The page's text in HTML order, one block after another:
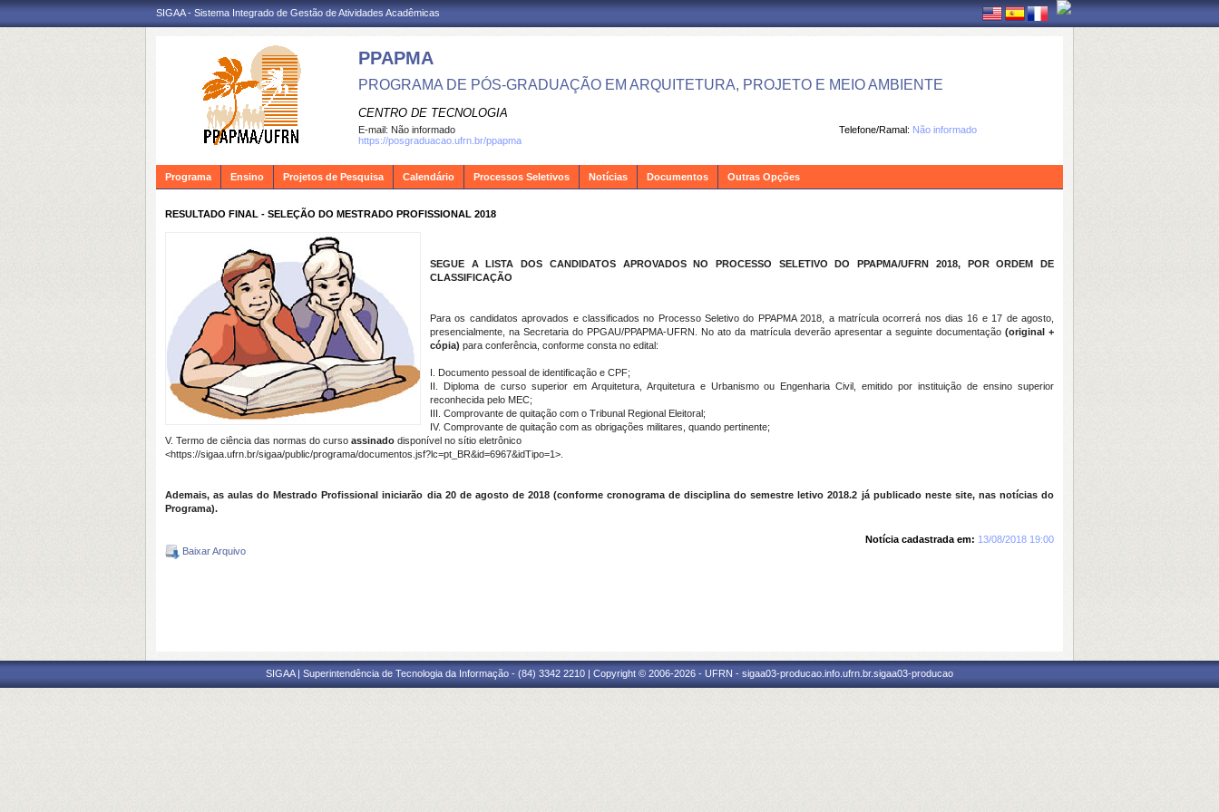
SIGAA - Sistema Integrado de Gestão de Atividades Acadêmicas
PPAPMA
PROGRAMA DE PÓS-GRADUAÇÃO EM ARQUITETURA, PROJETO E MEIO AMBIENTE
CENTRO DE TECNOLOGIA
Telefone/Ramal: Não informado
E-mail: Não informado
https://posgraduacao.ufrn.br/ppapma
Programa Ensino Projetos de Pesquisa Calendário Processos Seletivos Notícias Documentos Outras Opções
RESULTADO FINAL - SELEÇÃO DO MESTRADO PROFISSIONAL 2018
SEGUE A LISTA DOS CANDIDATOS APROVADOS NO PROCESSO SELETIVO DO PPAPMA/UFRN 2018, POR ORDEM DE
CLASSIFICAÇÃO
Para os candidatos aprovados e classificados no Processo Seletivo do PPAPMA 2018, a matrícula ocorrerá nos dias 16 e 17 de agosto,
presencialmente, na Secretaria do PPGAU/PPAPMA-UFRN. No ato da matrícula deverão apresentar a seguinte documentação (original +
cópia) para conferência, conforme consta no edital:
I. Documento pessoal de identificação e CPF;
II. Diploma de curso superior em Arquitetura, Arquitetura e Urbanismo ou Engenharia Civil, emitido por instituição de ensino superior
reconhecida pelo MEC;
III. Comprovante de quitação com o Tribunal Regional Eleitoral;
IV. Comprovante de quitação com as obrigações militares, quando pertinente;
V. Termo de ciência das normas do curso assinado disponível no sítio eletrônico
<https://sigaa.ufrn.br/sigaa/public/programa/documentos.jsf?lc=pt_BR&id=6967&idTipo=1>.
Ademais, as aulas do Mestrado Profissional iniciarão dia 20 de agosto de 2018 (conforme cronograma de disciplina do semestre letivo 2018.2 já publicado neste site, nas notícias do
Programa).
Notícia cadastrada em: 13/08/2018 19:00
Baixar Arquivo
SIGAA | Superintendência de Tecnologia da Informação - (84) 3342 2210 | Copyright © 2006-2026 - UFRN - sigaa03-producao.info.ufrn.br.sigaa03-producao